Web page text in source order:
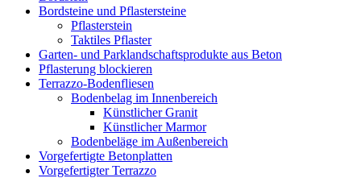
Bordsteine und Pflastersteine
Pflasterstein
Taktiles Pflaster
Garten- und Parklandschaftsprodukte aus Beton
Pflasterung blockieren
Terrazzo-Bodenfliesen
Bodenbelag im Innenbereich
Künstlicher Granit
Künstlicher Marmor
Bodenbeläge im Außenbereich
Vorgefertigte Betonplatten
Vorgefertigter Terrazzo